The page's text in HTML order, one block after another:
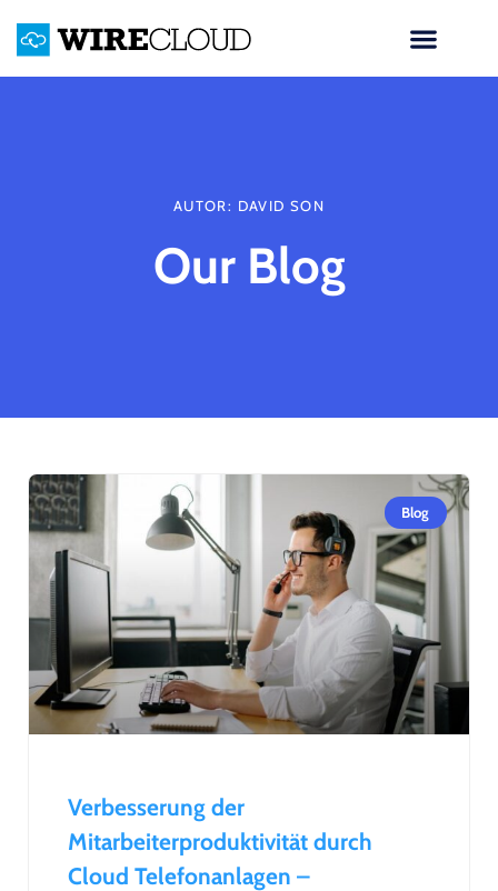
AUTOR: DAVID SON
Our Blog
Blog
Verbesserung der
Mitarbeiterproduktivität durch
Cloud Telefonanlagen –